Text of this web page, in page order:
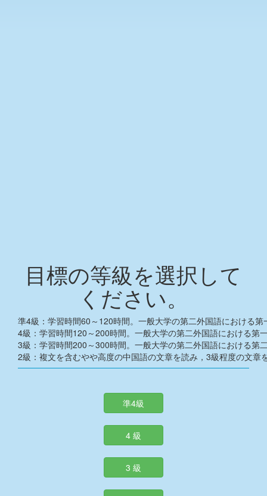
目標の等級を選択して
ください。
準4級：学習時間60～120時間。一般大学の第二外国語における
4級：学習時間120～200時間。一般大学の第二外国語における第
3級：学習時間200～300時間。一般大学の第二外国語における第
2級：複文を含むやや高度の中国語の文章を読み，3級程度の文章
準4級
4 級
3 級